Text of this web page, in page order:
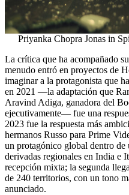
Priyanka Chopra Jonas in
La crítica que ha acompañado
menudo entró en proyectos de
imaginar a la protagonista que
en 2021 —la adaptación que
Aravind Adiga, ganadora del
ejecutivamente— fue una
2023 fue la respuesta más
hermanos Russo para Prime
un protagónico global dentro de
derivadas regionales en India e
recepción mixta; la segunda
de 240 territorios, con un tono
anunciado.